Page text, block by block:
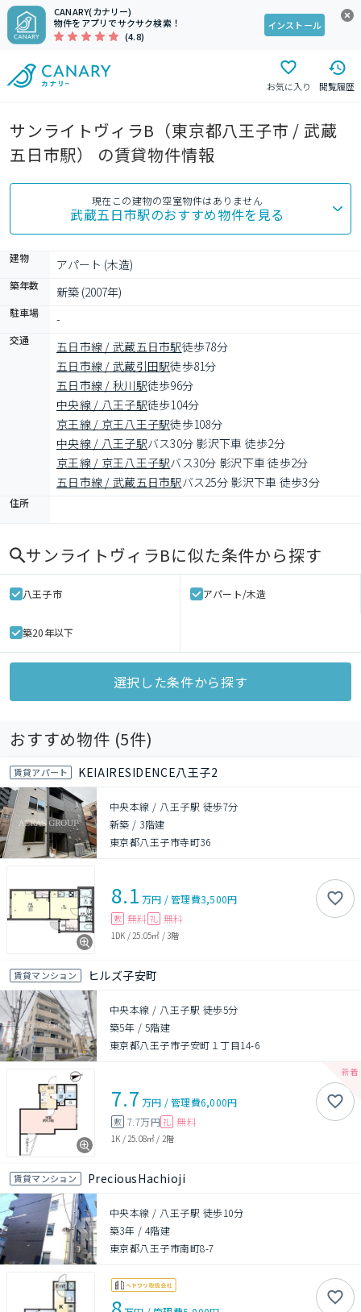
CANARY(カナリー)
物件をアプリでサクサク検索！
(4.8)
インストール
お気に入り 閲覧履歴
サンライトヴィラB（東京都八王子市 / 武蔵
五日市駅） の賃貸物件情報
現在この建物の空室物件はありません
武蔵五日市駅のおすすめ物件を見る
建物 アパート (木造)
築年数 新築 (2007年)
駐車場 -
交通 五日市線 / 武蔵五日市駅徒歩78分
五日市線 / 武蔵引田駅徒歩81分
五日市線 / 秋川駅徒歩96分
中央線 / 八王子駅徒歩104分
京王線 / 京王八王子駅徒歩108分
中央線 / 八王子駅バス30分 影沢下車 徒歩2分
京王線 / 京王八王子駅バス30分 影沢下車 徒歩2分
五日市線 / 武蔵五日市駅バス25分 影沢下車 徒歩3分
住所
サンライトヴィラBに似た条件から探す
八王子市 アパート/木造
築20年以下
選択した条件から探す
おすすめ物件 (5件)
賃貸アパート KEIAIRESIDENCE八王子2
中央本線 / 八王子駅 徒歩7分
新築 / 3階建
東京都八王子市寺町36
8.1 万円 /管理費3,500円
敷 無料 礼 無料
1DK / 25.05㎡ /3階
賃貸マンション ヒルズ子安町
中央本線 / 八王子駅 徒歩5分
築5年 / 5階建
東京都八王子市子安町１丁目14-6
7.7 万円 /管理費6,000円
敷 7.7万円 礼 無料
1K / 25.08㎡ / 2階
賃貸マンション PreciousHachioji
中央本線 / 八王子駅 徒歩10分
築3年 / 4階建
東京都八王子市南町8-7